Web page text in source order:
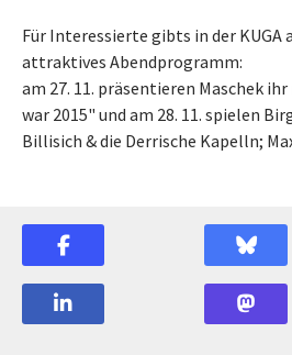
Für Interessierte gibts in der KUGA
attraktives Abendprogramm:
am 27. 11. präsentieren Maschek
war 2015" und am 28. 11. spielen
Billisich & die Derrische Kapelln;